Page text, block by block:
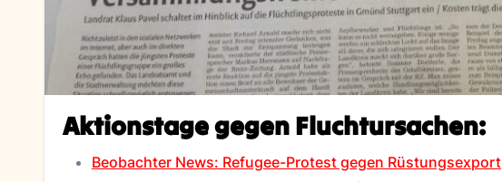
Aktionstage gegen Fluchtursachen:
Beobachter News: Refugee-Protest gegen Rüstungsexport